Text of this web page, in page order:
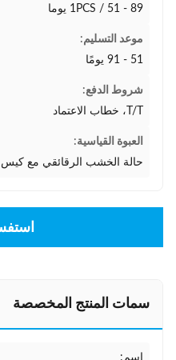
1PCS / 51 - 89 يوما
موعد التسليم:
51 - 91 يومًا
شروط الدفع:
T/T، خطاب الاعتماد
العبوة القياسية:
حالة الخشب الرقائقي مع كيس
سمات المنتج المخصصة
اسم: